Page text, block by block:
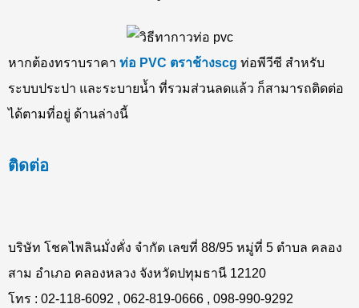
หากต้องทราบราคา ท่อ PVC ตราช้างscg ท่อพีวีซี สำหรับ
ระบบประปา และระบายน้ำ ที่รวมส่วนลดแล้ว ก็สามารถติดต่อ
ได้ตามที่อยู่ ด้านล่างนี้
ติดต่อ
บริษัท โชคไพลินมั่งคั่ง จำกัด เลขที่ 88/95 หมู่ที่ 5 ตำบล คลอง
สาม อำเภอ คลองหลวง จังหวัดปทุมธานี 12120
โทร : 02-118-6092 , 062-819-0666 , 098-990-9292